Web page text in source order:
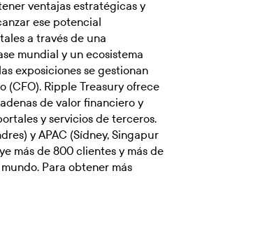
ventajas estratégicas y
ese potencial
a través de una
mundial y un ecosistema
exposiciones se gestionan
Ripple Treasury ofrece
de valor financiero y
y servicios de terceros.
y APAC (Sídney, Singapur
más de 800 clientes y más de
Para obtener más